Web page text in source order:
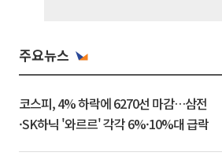
주요뉴스
코스피, 4% 하락에 6270선 마감…삼전
·SK하닉 '와르르' 각각 6%·10%대 급락